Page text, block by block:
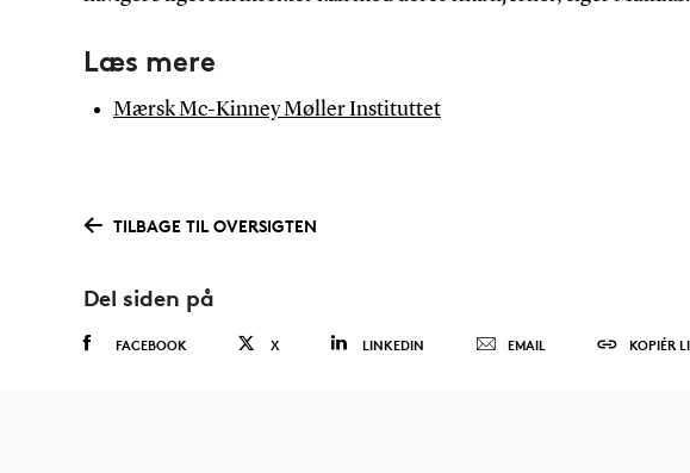
Læs mere
Mærsk Mc-Kinney Møller Instituttet
TILBAGE TIL OVERSIGTEN
Del siden på
FACEBOOK X LINKEDIN EMAIL KOPIÉR